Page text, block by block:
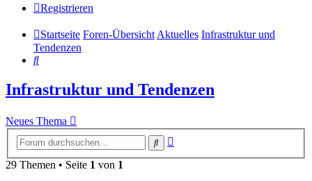
Registrieren
Startseite Foren-ÜbersichtAktuelles Infrastruktur und
Tendenzen
Suche
Infrastruktur und Tendenzen
Neues Thema
Suche
29 Themen • Seite 1 von 1